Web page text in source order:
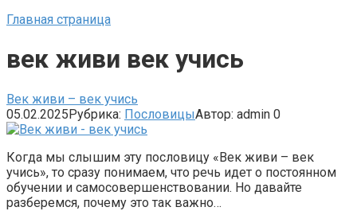
Главная страница
век живи век учись
Век живи – век учись
05.02.2025Рубрика: ПословицыАвтор: admin 0
Когда мы слышим эту пословицу «Век живи – век
учись», то сразу понимаем, что речь идет о постоянном
обучении и самосовершенствовании. Но давайте
разберемся, почему это так важно…